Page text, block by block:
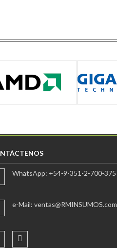
WhatsApp: +54-9-351-2-700-375
e-Mail: ventas@RMINSUMOS.com